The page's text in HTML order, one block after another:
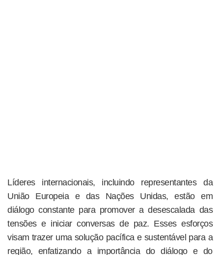
Líderes internacionais, incluindo representantes da
União Europeia e das Nações Unidas, estão em
diálogo constante para promover a desescalada das
tensões e iniciar conversas de paz. Esses esforços
visam trazer uma solução pacífica e sustentável para a
região, enfatizando a importância do diálogo e do